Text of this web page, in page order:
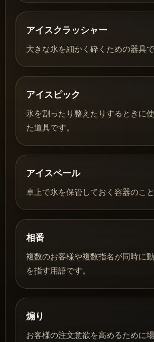
アイスクラッシャー
大きな氷を細かく砕くための器具で
アイスピック
氷を割ったり整えたりするときに
た道具です。
アイスペール
卓上で氷を保管しておく容器のこと
相番
複数のお客様や複数指名が同時に
を指す用語です。
煽り
お客様の注文意欲を高めるために